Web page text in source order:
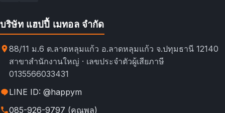
บริษัท แฮปปี้ เมทอล จำกัด
88/11 ม.6 ต.ลาดหลุมแก้ว อ.ลาดหลุมแก้ว จ.ปทุมธานี 12140
สาขาสำนักงานใหญ่ · เลขประจำตัวผู้เสียภาษี
0135566033431
LINE ID: @happym
085-926-9797 (คุณพล)